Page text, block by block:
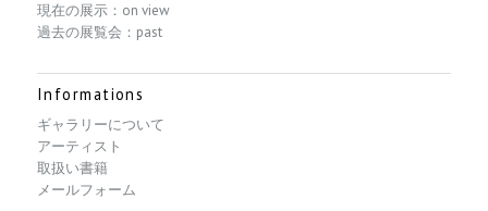
現在の展示：on view
過去の展覧会：past
Informations
ギャラリーについて
アーティスト
取扱い書籍
メールフォーム